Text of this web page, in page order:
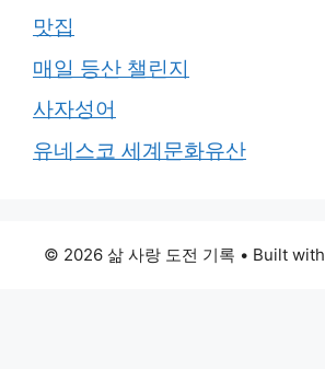
맛집
매일 등산 챌린지
사자성어
유네스코 세계문화유산
© 2026 삶 사랑 도전 기록 • Built with